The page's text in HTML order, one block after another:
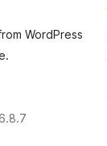
WordPress